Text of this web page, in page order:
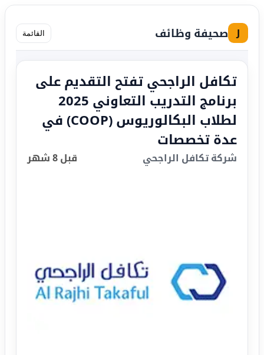
J صحيفة وظائف القائمة
تكافل الراجحي تفتح التقديم على
برنامج التدريب التعاوني 2025
لطلاب البكالوريوس (COOP) في
عدة تخصصات
شركة تكافل الراجحي قبل 8 شهر